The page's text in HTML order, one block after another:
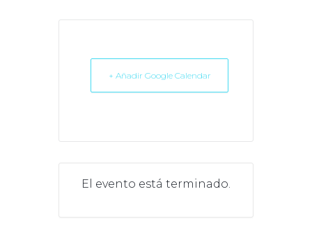
+ Añadir Google Calendar
El evento está terminado.